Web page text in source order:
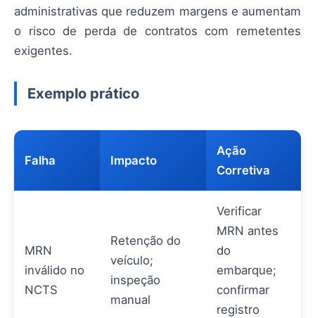
administrativas que reduzem margens e aumentam
o risco de perda de contratos com remetentes
exigentes.
Exemplo prático
Falha Impacto
Ação
Corretiva
MRN
inválido no
NCTS
Retenção do
veículo;
inspeção
manual
Verificar
MRN antes
do
embarque;
confirmar
registro